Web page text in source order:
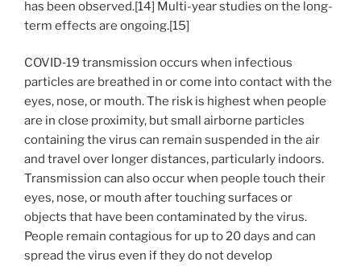
has been observed.[14] Multi-year studies on the long-
term effects are ongoing.[15]
COVID‑19 transmission occurs when infectious
particles are breathed in or come into contact with the
eyes, nose, or mouth. The risk is highest when people
are in close proximity, but small airborne particles
containing the virus can remain suspended in the air
and travel over longer distances, particularly indoors.
Transmission can also occur when people touch their
eyes, nose, or mouth after touching surfaces or
objects that have been contaminated by the virus.
People remain contagious for up to 20 days and can
spread the virus even if they do not develop